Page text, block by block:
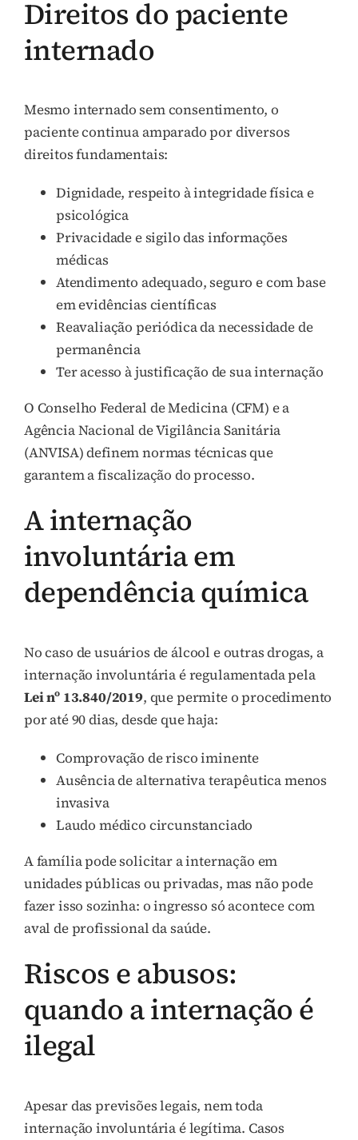
Direitos do paciente
internado
Mesmo internado sem consentimento, o
paciente continua amparado por diversos
direitos fundamentais:
Dignidade, respeito à integridade física e
psicológica
Privacidade e sigilo das informações
médicas
Atendimento adequado, seguro e com base
em evidências científicas
Reavaliação periódica da necessidade de
permanência
Ter acesso à justificação de sua internação
O Conselho Federal de Medicina (CFM) e a
Agência Nacional de Vigilância Sanitária
(ANVISA) definem normas técnicas que
garantem a fiscalização do processo.
A internação
involuntária em
dependência química
No caso de usuários de álcool e outras drogas, a
internação involuntária é regulamentada pela
Lei nº 13.840/2019, que permite o procedimento
por até 90 dias, desde que haja:
Comprovação de risco iminente
Ausência de alternativa terapêutica menos
invasiva
Laudo médico circunstanciado
A família pode solicitar a internação em
unidades públicas ou privadas, mas não pode
fazer isso sozinha: o ingresso só acontece com
aval de profissional da saúde.
Riscos e abusos:
quando a internação é
ilegal
Apesar das previsões legais, nem toda
internação involuntária é legítima. Casos